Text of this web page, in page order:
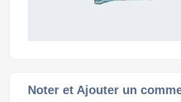
Noter et Ajouter un